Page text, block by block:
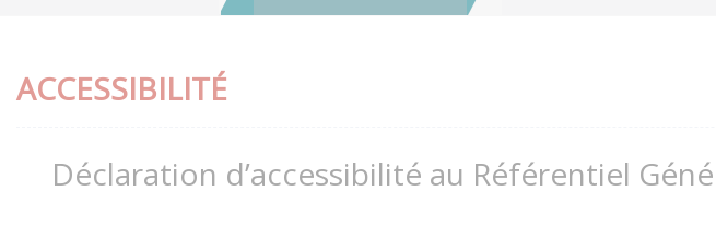
ACCESSIBILITÉ
Déclaration d’accessibilité au Référentiel